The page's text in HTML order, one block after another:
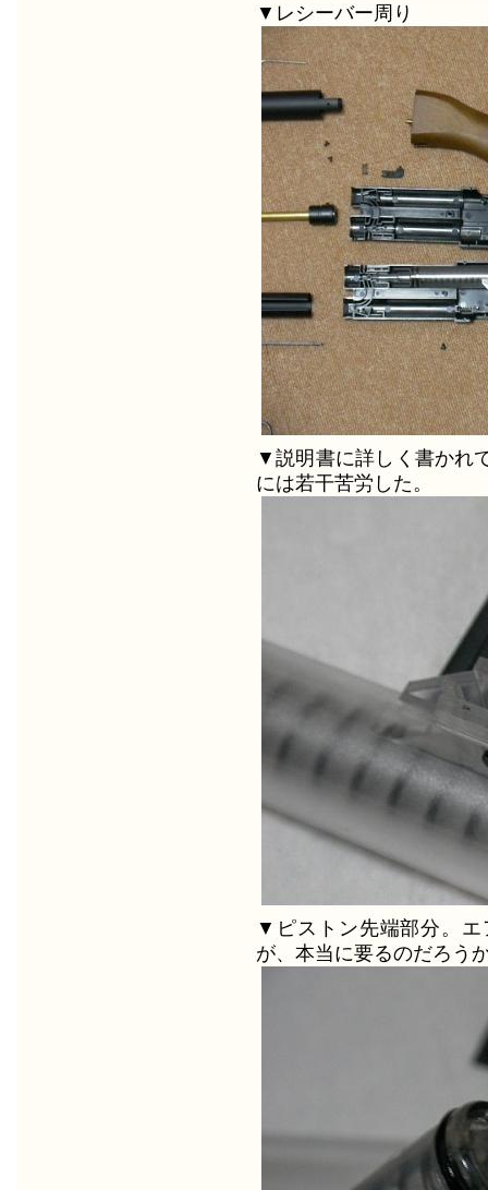
▼レシーバー周り
▼説明書に詳しく書かれ
には若干苦労した。
▼ピストン先端部分。エ
が、本当に要るのだろう